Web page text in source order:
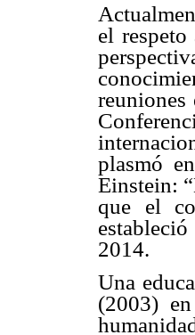
el
reuniones
plasmó
Einstein:
que el
2014.
Una
(2003)